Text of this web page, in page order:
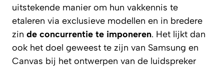
uitstekende manier om hun vakkennis te
etaleren via exclusieve modellen en in bredere
zin de concurrentie te imponeren. Het lijkt dan
ook het doel geweest te zijn van Samsung en
Canvas bij het ontwerpen van de luidspreker